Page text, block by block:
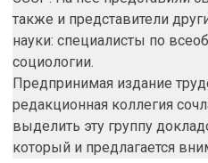
также и представители
науки: специалисты по
социологии.
Предпринимая издание
редакционная коллегия
выделить эту группу
который и предлагается